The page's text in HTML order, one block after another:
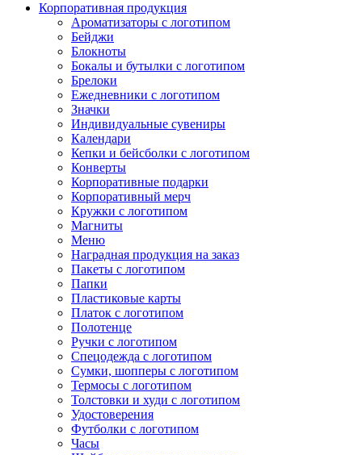
Корпоративная продукция
Ароматизаторы с логотипом
Бейджи
Блокноты
Бокалы и бутылки с логотипом
Брелоки
Ежедневники с логотипом
Значки
Индивидуальные сувениры
Календари
Кепки и бейсболки с логотипом
Конверты
Корпоративные подарки
Корпоративный мерч
Кружки с логотипом
Магниты
Меню
Наградная продукция на заказ
Пакеты с логотипом
Папки
Пластиковые карты
Платок с логотипом
Полотенце
Ручки с логотипом
Спецодежда с логотипом
Сумки, шопперы с логотипом
Термосы с логотипом
Толстовки и худи с логотипом
Удостоверения
Футболки с логотипом
Часы